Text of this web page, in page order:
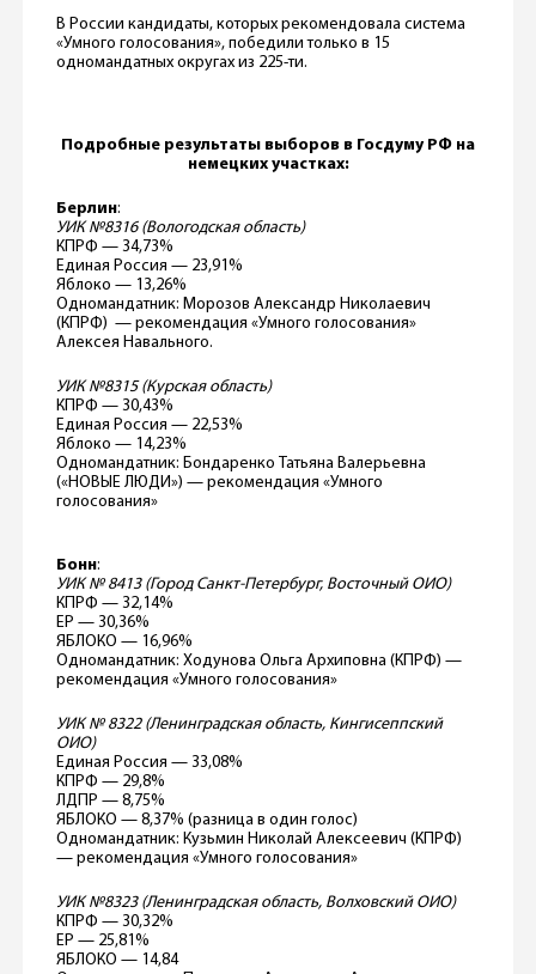
В России кандидаты, которых рекомендовала система
«Умного голосования», победили только в 15
одномандатных округах из 225-ти.
Подробные результаты выборов в Госдуму РФ на
немецких участках:
Берлин:
УИК №8316 (Вологодская область)
КПРФ — 34,73%
Единая Россия — 23,91%
Яблоко — 13,26%
Одномандатник: Морозов Александр Николаевич
(КПРФ) — рекомендация «Умного голосования»
Алексея Навального.
УИК №8315 (Курская область)
КПРФ — 30,43%
Единая Россия — 22,53%
Яблоко — 14,23%
Одномандатник: Бондаренко Татьяна Валерьевна
(«НОВЫЕ ЛЮДИ») — рекомендация «Умного
голосования»
Бонн:
УИК № 8413 (Город Санкт-Петербург, Восточный ОИО)
КПРФ — 32,14%
ЕР — 30,36%
ЯБЛОКО — 16,96%
Одномандатник: Ходунова Ольга Архиповна (КПРФ) —
рекомендация «Умного голосования»
УИК № 8322 (Ленинградская область, Кингисеппский
ОИО)
Единая Россия — 33,08%
КПРФ — 29,8%
ЛДПР — 8,75%
ЯБЛОКО — 8,37% (разница в один голос)
Одномандатник: Кузьмин Николай Алексеевич (КПРФ)
— рекомендация «Умного голосования»
УИК №8323 (Ленинградская область, Волховский ОИО)
КПРФ — 30,32%
ЕР — 25,81%
ЯБЛОКО — 14,84